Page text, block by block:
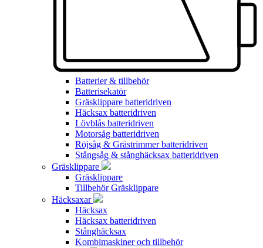
Batterier & tillbehör
Batterisekatör
Gräsklippare batteridriven
Häcksax batteridriven
Lövblås batteridriven
Motorsåg batteridriven
Röjsåg & Grästrimmer batteridriven
Stångsåg & stånghäcksax batteridriven
Gräsklippare
Gräsklippare
Tillbehör Gräsklippare
Häcksaxar
Häcksax
Häcksax batteridriven
Stånghäcksax
Kombimaskiner och tillbehör